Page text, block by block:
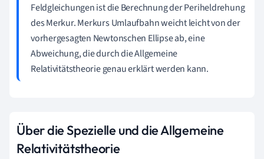
Feldgleichungen ist die Berechnung der Periheldrehung
des Merkur. Merkurs Umlaufbahn weicht leicht von der
vorhergesagten Newtonschen Ellipse ab, eine
Abweichung, die durch die Allgemeine
Relativitätstheorie genau erklärt werden kann.
Über die Spezielle und die Allgemeine
Relativitätstheorie